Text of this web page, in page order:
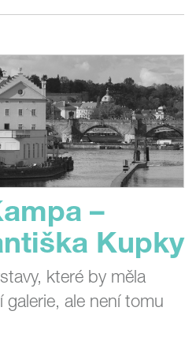
–
Kupky
které by měla
ale není tomu